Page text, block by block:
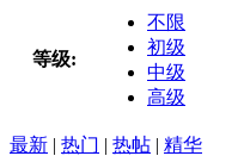
等级:
不限
初级
中级
高级
最新 | 热门 | 热帖 | 精华